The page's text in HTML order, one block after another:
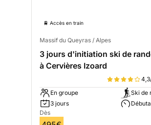
🚆 Accès en train
Massif du Queyras / Alpes
3 jours d'initiation ski de
à Cervières Izoard
En groupe
3 jours
Ski de
Dès